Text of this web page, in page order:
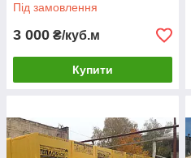
Під замовлення
3 000 ₴/куб.м
Купити